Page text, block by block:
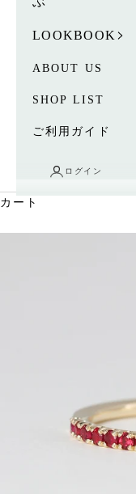
LOOKBOOK
ABOUT US
SHOP LIST
ご利用ガイド
ログイン
カート